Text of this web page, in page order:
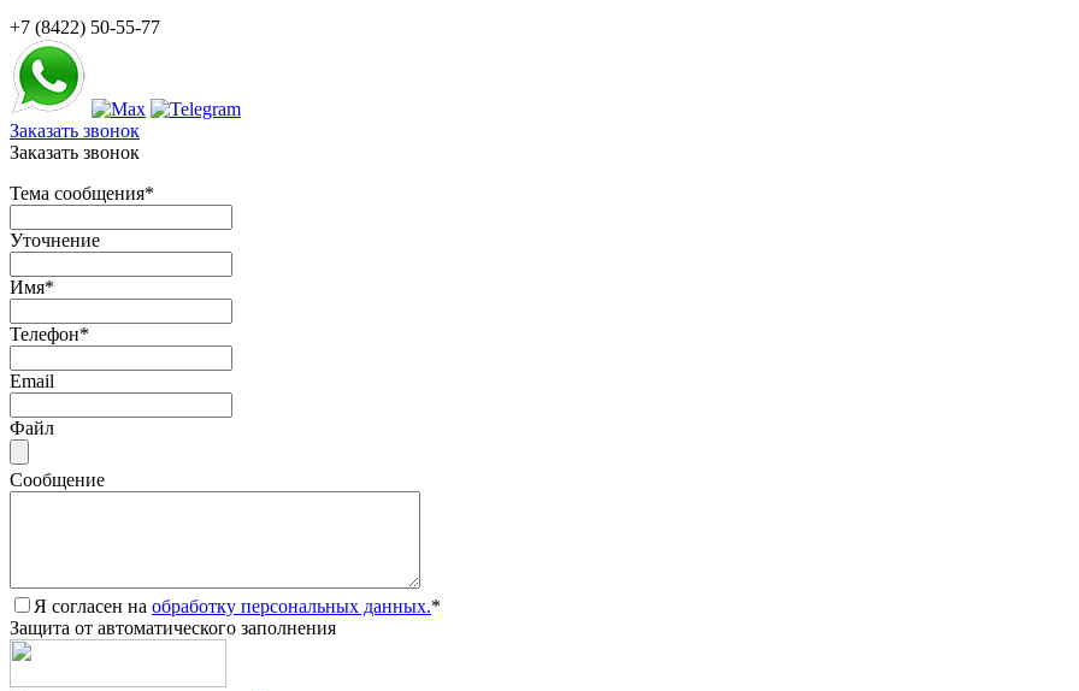
+7 (8422) 50-55-77
Заказать звонок
Заказать звонок
Тема сообщения*
Уточнение
Имя*
Телефон*
Email
Файл
Сообщение
Я согласен на обработку персональных данных.*
Защита от автоматического заполнения